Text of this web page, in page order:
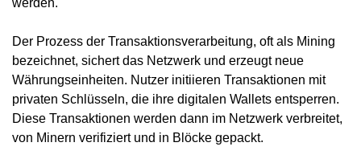
Der Prozess der Transaktionsverarbeitung, oft als Mining
bezeichnet, sichert das Netzwerk und erzeugt neue
Währungseinheiten. Nutzer initiieren Transaktionen mit
privaten Schlüsseln, die ihre digitalen Wallets entsperren.
Diese Transaktionen werden dann im Netzwerk verbreitet,
von Minern verifiziert und in Blöcke gepackt.